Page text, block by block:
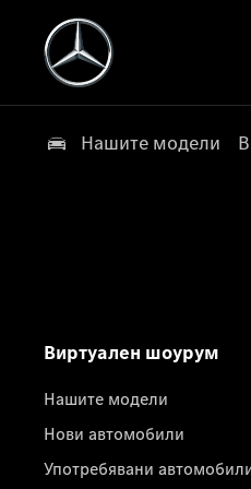
Нашите модели
Виртуален шоурум
Нашите модели
Нови автомобили
Употребявани